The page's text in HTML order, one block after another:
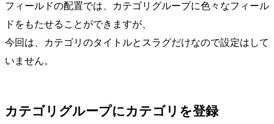
フィールドの配置では、カテゴリグループに色々なフィール
ドをもたせることができますが、
今回は、カテゴリのタイトルとスラグだけなので設定はして
いません。
カテゴリグループにカテゴリを登録